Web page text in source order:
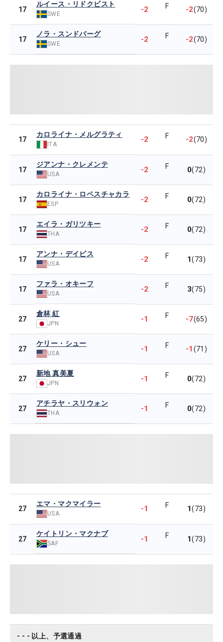
17
ルイース・リドクビスト
SWE -2 F -2(70)
17
ノラ・スンドバーグ
SWE -2 F -2(70)
17
カロライナ・メルグラティ
ITA
-2 F -2(70)
17
ジアンナ・クレメンテ
USA -2 F 0(72)
17
カロライナ・ロペスチャカラ
ESP -2 F 0(72)
17
エイラ・ガリツキー
THA -2 F 0(72)
17
アンナ・デイビス
USA -2 F 1(73)
17
ファラ・オキーフ
USA -2 F 3(75)
27
倉林 紅
JPN -1 F -7(65)
27
ケリー・シュー
USA -1 F -1(71)
27
新地 真美夏
JPN -1 F 0(72)
27
アチラヤ・スリウォン
THA -1 F 0(72)
27
エマ・マクマイラー
USA
-1 F 1(73)
27
ケイトリン・マクナブ
SAF -1 F 1(73)
- - - 以上、予選通過